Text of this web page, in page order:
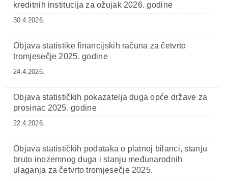
kreditnih institucija za ožujak 2026. godine
30.4.2026.
Objava statistike financijskih računa za četvrto
tromjesečje 2025. godine
24.4.2026.
Objava statističkih pokazatelja duga opće države za
prosinac 2025. godine
22.4.2026.
Objava statističkih podataka o platnoj bilanci, stanju
bruto inozemnog duga i stanju međunarodnih
ulaganja za četvrto tromjesečje 2025.